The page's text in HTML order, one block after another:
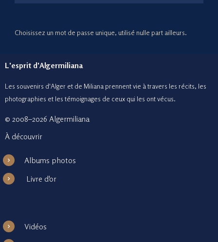
Choisissez un mot de passe unique, utilisé nulle part ailleurs.
L'esprit d'Algermiliana
Les souvenirs d'Alger et de Miliana prennent vie à travers les récits, les
photographies et les témoignages de ceux qui les ont vécus.
© 2008–2026 Algermiliana
À découvrir
Albums photos
Livre d'or
Vidéos